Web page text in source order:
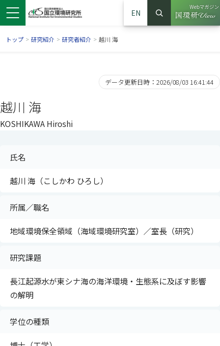
ウで開きます）
ンドウで開きます）
ウインドウで開きます）
EN
サイト内検索
検索
Webマガジン
（別ウイ
トップ > 研究紹介 > 研究者紹介 > 越川 海
データ更新日時：2026/08/03 16:41:44
越川 海
KOSHIKAWA Hiroshi
氏名
越川 海（こしかわ ひろし）
所属／職名
地域環境保全領域（海域環境研究室）／室長（研究）
研究課題
長江起源水が東シナ海の海洋環境・生態系に及ぼす影響
の解明
学位の種類